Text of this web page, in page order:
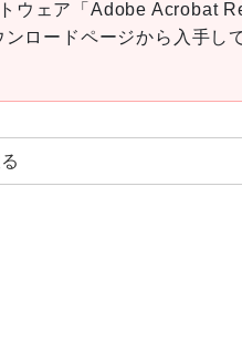
ウェア「Adobe Acrobat
ロードページから入手し